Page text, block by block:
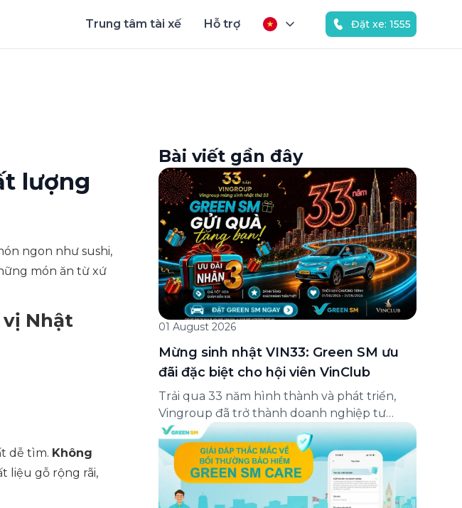
Trung tâm tài xế Hỗ trợ Đặt xe: 1555
lượng
ngon như sushi,
món ăn từ xứ
vị Nhật
dễ tìm. Không
liệu gỗ rộng rãi,
Bài viết gần đây
01 August 2026
Mừng sinh nhật VIN33: Green SM ưu
đãi đặc biệt cho hội viên VinClub
Trải qua 33 năm hình thành và phát triển,
Vingroup đã trở thành doanh nghiệp tư
nhân đa ngành lớn nhất Việt Nam, lọt Top 30
doanh nghiệp lớn nhất Đông Nam Á theo
bảng xếp hạng của Tạp chí Fortune (Mỹ).
Nhân kỷ niệm 33 năm thành lập (8/8/1993
đến 8/8/2026), Green SM trân […]